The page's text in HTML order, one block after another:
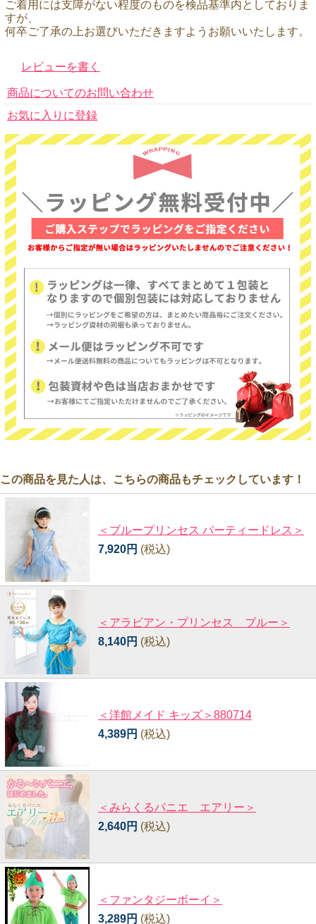
ご着用には支障がない程度のものを検品基準内としておりま
すが、
何卒ご了承の上お選びいただきますようお願いいたします。
レビューを書く
商品についてのお問い合わせ
お気に入りに登録
この商品を見た人は、こちらの商品もチェックしています！
＜ブループリンセス パーティードレス＞
7,920円 (税込)
＜アラビアン・プリンセス ブルー＞
8,140円 (税込)
＜洋館メイド キッズ＞880714
4,389円 (税込)
＜みらくるパニエ エアリー＞
2,640円 (税込)
＜ファンタジーボーイ＞
3,289円 (税込)